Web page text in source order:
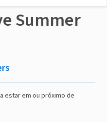
Summer
estar em ou próximo de